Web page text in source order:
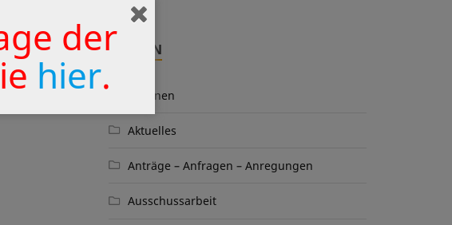
THEMEN
Aktionen
Aktuelles
Anträge – Anfragen – Anregungen
Ausschussarbeit
der
hier.